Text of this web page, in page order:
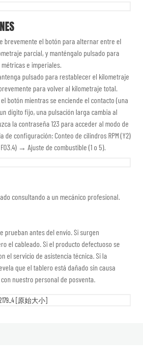
brevemente el botón para alternar entre el
parcial, y manténgalo pulsado para
e imperiales.
pulsado para restablecer el kilometraje
para volver al kilometraje total.
botón mientras se enciende el contacto (una
dígito fijo, una pulsación larga cambia al
la contraseña 123 para acceder al modo de
de configuración: Conteo de cilindros RPM (Y2)
→ Ajuste de combustible (1 o 5).
consultando a un mecánico profesional.
prueban antes del envío. Si surgen
el cableado. Si el producto defectuoso se
el servicio de asistencia técnica. Si la
que el tablero está dañado sin causa
nuestro personal de posventa.